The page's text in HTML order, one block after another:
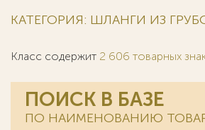
КАТЕГОРИЯ: ШЛАНГИ ИЗ
Класс содержит 2 606 товарных
ПОИСК В БАЗЕ
ПО НАИМЕНОВАНИЮ